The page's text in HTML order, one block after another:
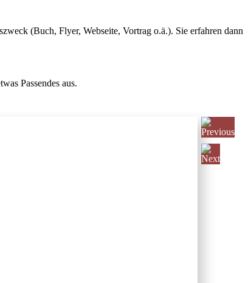
(Buch, Flyer, Webseite, Vortrag o.ä.). Sie erfahren dann
Passendes aus.